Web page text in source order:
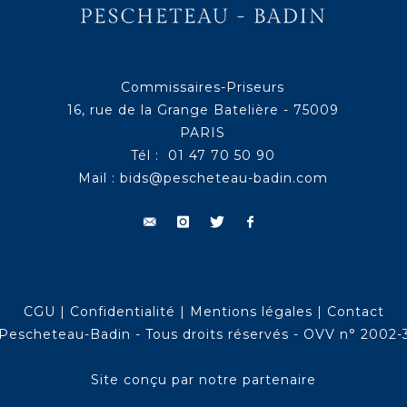
Commissaires-Priseurs
16, rue de la Grange Batelière - 75009
PARIS
Tél : 01 47 70 50 90
Mail : bids@pescheteau-badin.com
CGU | Confidentialité | Mentions légales | Contact
Badin - Tous droits réservés - OVV n° 2002-
Site conçu par notre partenaire